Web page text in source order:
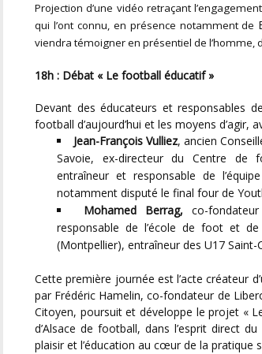
Projection d’une vidéo retraçant
qui l’ont connu, en présence notamment de
viendra témoigner en présentiel de l’homme,
18h : Débat « Le football éducatif »
Devant des éducateurs et responsables de clubs alsaciens, un débat de fond sur l’état du
football d’aujourd’hui et les moyens d’agir,
Jean-François Vulliez, ancien
Savoie, ex-directeur du Centre de
entraîneur et responsable de
notamment disputé le final four de
Mohamed Berrag, co-
responsable de l’école de foot et
(Montpellier), entraîneur des U17
Cette première journée est l’acte créateur d’un mouvement plus large. Libero Éducation, porté
par Frédéric Hamelin, co-fondateur de
Citoyen, poursuit et développe le projet «
d’Alsace de football, dans l’esprit direct
plaisir et l’éducation au cœur de la pratique